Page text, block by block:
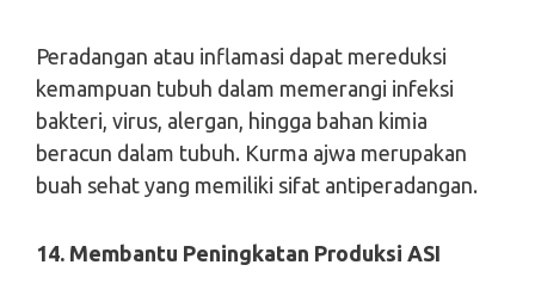
Peradangan atau inflamasi dapat mereduksi
kemampuan tubuh dalam memerangi infeksi
bakteri, virus, alergan, hingga bahan kimia
beracun dalam tubuh. Kurma ajwa merupakan
buah sehat yang memiliki sifat antiperadangan.
14. Membantu Peningkatan Produksi ASI